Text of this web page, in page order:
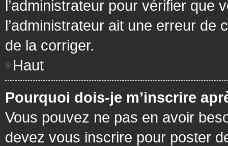
l’administrateur pour vérifier que
l’administrateur ait une erreur de
de la corriger.
Haut
Pourquoi dois-je m’inscrire
Vous pouvez ne pas en avoir
devez vous inscrire pour poster